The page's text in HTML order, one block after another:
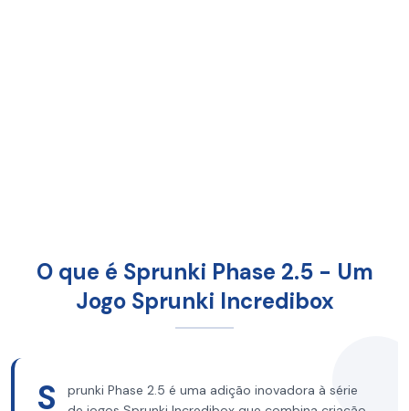
O que é Sprunki Phase 2.5 - Um
Jogo Sprunki Incredibox
S
prunki Phase 2.5 é uma adição inovadora à série